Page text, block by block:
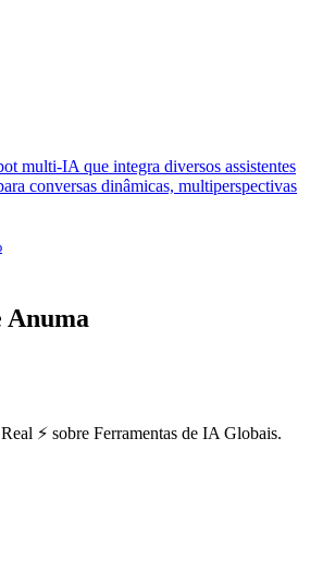
multi-IA que integra diversos assistentes
conversas dinâmicas, multiperspectivas
Anuma
⚡️ sobre Ferramentas de IA Globais.